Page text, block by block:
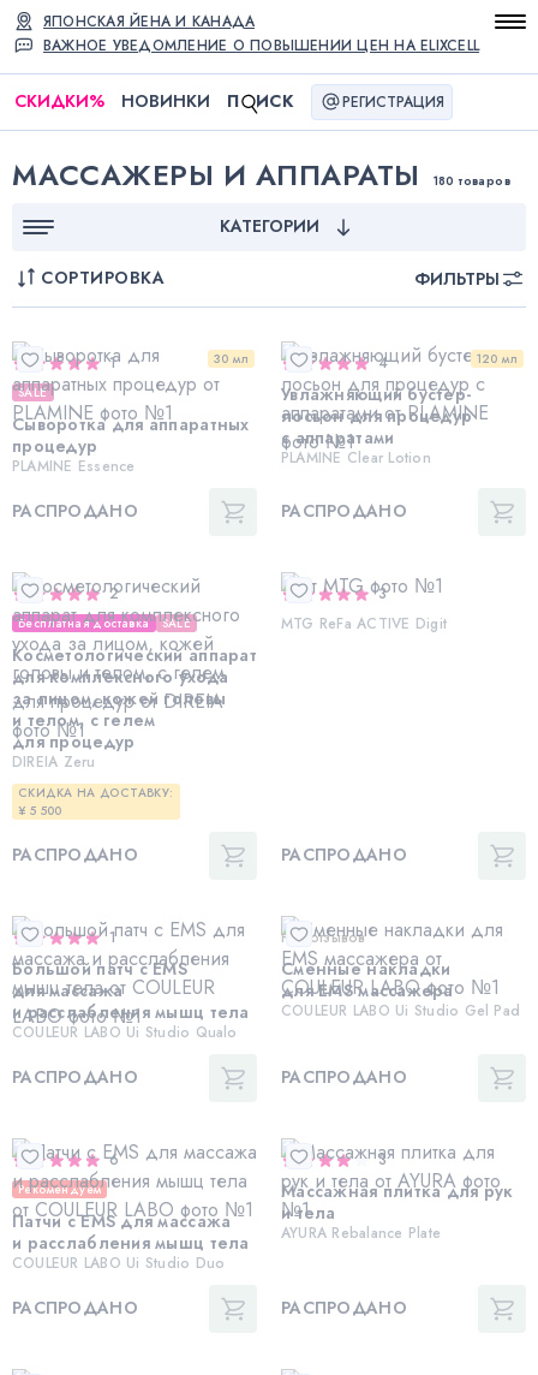
ВАЖНОЕ УВЕДОМЛЕНИЕ О ПОВЫШЕНИИ ЦЕН НА ELIXCELL
ЯПОНСКАЯ ЙЕНА И КАНАДА
СКИДКИ% НОВИНКИ П ИСК РЕГИСТРАЦИЯ
МАССАЖЕРЫ И АППАРАТЫ 180 товаров
КАТЕГОРИИ
СОРТИРОВКА ФИЛЬТРЫ
30 мл
1
SALE
Сыворотка для аппаратных
процедур
PLAMINE Essence
РАСПРОДАНО
120 мл
4
Увлажняющий бустер-
лосьон для процедур
с аппаратами
PLAMINE Clear Lotion
РАСПРОДАНО
2
Бесплатная доставка SALE
Косметологический аппарат
для комплексного ухода
за лицом, кожей головы
и телом, с гелем
для процедур
DIREIA Zeru
СКИДКА НА ДОСТАВКУ:
¥ 5 500
РАСПРОДАНО
3
MTG ReFa ACTIVE Digit
РАСПРОДАНО
1
Большой патч с EMS
для массажа
и расслабления мышц тела
COULEUR LABO Ui Studio Qualo
РАСПРОДАНО
Нет отзывов
Сменные накладки
для EMS массажера
COULEUR LABO Ui Studio Gel Pad
РАСПРОДАНО
6
Рекомендуем
Патчи с EMS для массажа
и расслабления мышц тела
COULEUR LABO Ui Studio Duo
РАСПРОДАНО
3
Массажная плитка для рук
и тела
AYURA Rebalance Plate
РАСПРОДАНО